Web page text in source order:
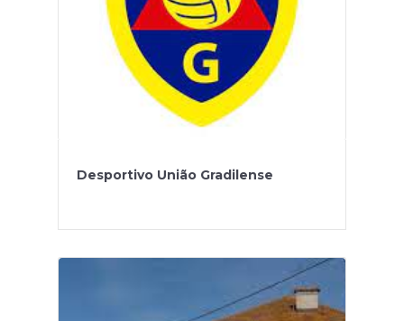
Desportivo União Gradilense